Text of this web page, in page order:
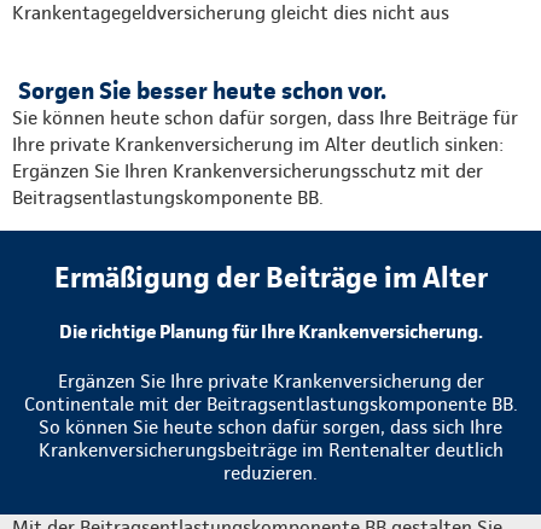
Krankentagegeldversicherung gleicht dies nicht aus
Sorgen Sie besser heute schon vor.
Sie können heute schon dafür sorgen, dass Ihre Beiträge für
Ihre private Krankenversicherung im Alter deutlich sinken:
Ergänzen Sie Ihren Krankenversicherungsschutz mit der
Beitragsentlastungskomponente BB.
Ermäßigung der Beiträge im Alter
Die richtige Planung für Ihre Krankenversicherung.
Ergänzen Sie Ihre private Krankenversicherung der
Continentale mit der Beitragsentlastungskomponente BB.
So können Sie heute schon dafür sorgen, dass sich Ihre
Krankenversicherungsbeiträge im Rentenalter deutlich
reduzieren.